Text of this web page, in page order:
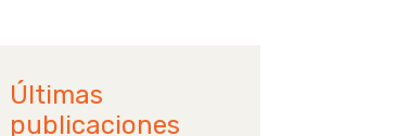
Últimas
publicaciones